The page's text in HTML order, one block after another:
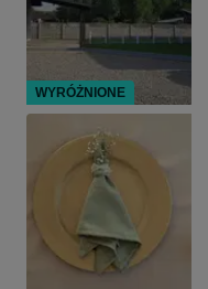
WYRÓŻNIONE